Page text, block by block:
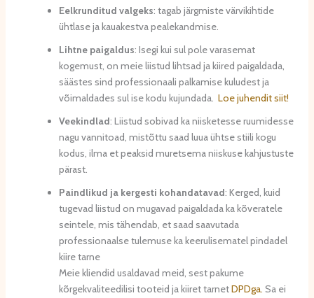
Eelkrunditud valgeks: tagab järgmiste värvikihtide
ühtlase ja kauakestva pealekandmise.
Lihtne paigaldus: Isegi kui sul pole varasemat
kogemust, on meie liistud lihtsad ja kiired paigaldada,
säästes sind professionaali palkamise kuludest ja
võimaldades sul ise kodu kujundada. Loe juhendit siit!
Veekindlad: Liistud sobivad ka niisketesse ruumidesse
nagu vannitoad, mistõttu saad luua ühtse stiili kogu
kodus, ilma et peaksid muretsema niiskuse kahjustuste
pärast.
Paindlikud ja kergesti kohandatavad: Kerged, kuid
tugevad liistud on mugavad paigaldada ka kõveratele
seintele, mis tähendab, et saad saavutada
professionaalse tulemuse ka keerulisematel pindadel
kiire tarne
Meie kliendid usaldavad meid, sest pakume
kõrgekvaliteedilisi tooteid ja kiiret tarnetDPDga. Sa ei